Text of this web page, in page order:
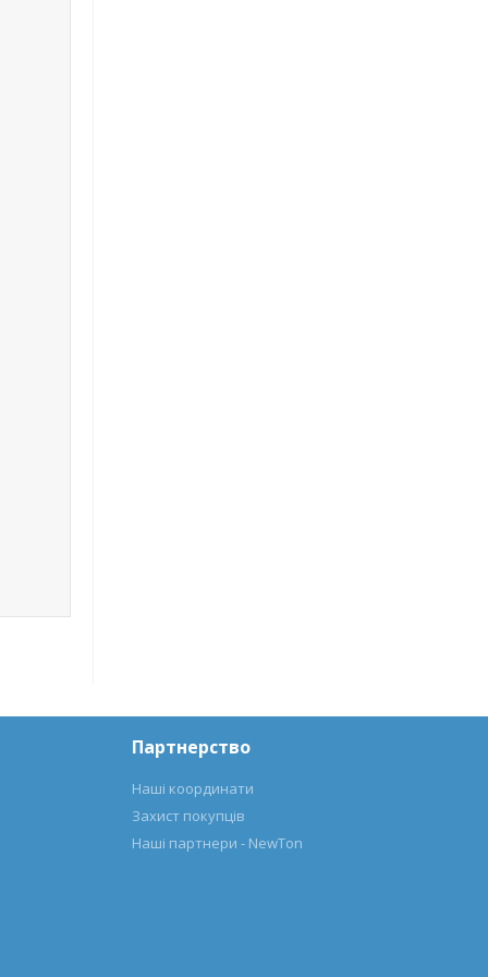
Партнерство
Наші координати
Захист покупців
Наші партнери - NewTon